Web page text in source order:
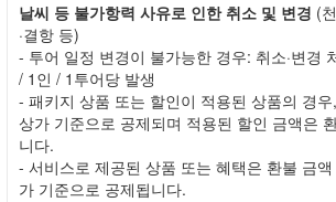
날씨 등 불가항력 사유로 인한 취소 및 변경 (
·결항 등)
- 투어 일정 변경이 불가능한 경우: 취소·변경
/ 1인 / 1투어당 발생
- 패키지 상품 또는 할인이 적용된 상품의 경
상가 기준으로 공제되며 적용된 할인 금액은
니다.
- 서비스로 제공된 상품 또는 혜택은 환불 금
가 기준으로 공제됩니다.